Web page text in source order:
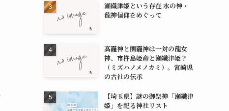
瀬織津姫という存在 水の神・
龍神信仰をめぐって
高龗神と闇龗神は一対の龍女
神、市杵島姫命と瀬織津姫？
（ミズハノメノカミ）。宮崎県
の古社の伝承
【埼玉県】謎の御祭神「瀬織津
姫」を祀る神社リスト